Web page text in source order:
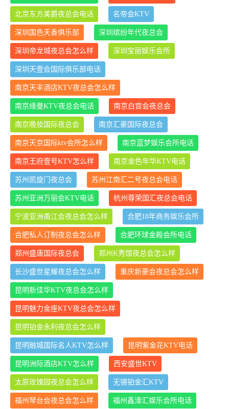
北京东方美爵夜总会电话 名帝会KTV
深圳国色天香俱乐部 深圳缤纷年代夜总会
深圳帝龙城夜总会怎么样 深圳宝丽娱乐会所
深圳天壹会国际俱乐部电话
南京天丰酒店KTV夜总会怎么样
南京缘曼KTV夜总会电话 南京白宫会夜总会
南京晚妆国际夜总会 南京汇豪国际夜总会
南京天京国际ktv会所怎么样 南京蓝梦娱乐会所电话
南京王府壹号KTV怎么样 南京金色年华KTV电话
苏州凯旋门夜总会 苏州江南汇二号夜总会电话
苏州亚洲万丽会KTV电话 杭州尊荣国汇夜总会电话
宁波亚洲甬江会夜总会怎么样 合肥18年商务娱乐会所
合肥私人订制夜总会怎么样 合肥环球金殿会所电话
郑州盛唐国际夜总会 郑州K秀馆夜总会怎么样
长沙盛世星耀夜总会怎么样 重庆新豪会夜总会怎么样
昆明新佳华KTV夜总会怎么样
昆明魅力金座KTV夜总会怎么样
昆明铂金永利夜总会怎么样
昆明融城国际名人KTV怎么样 昆明紫金花KTV电话
昆明洲际酒店KTV怎么样 西安盛世KTV
太原玫瑰园夜总会怎么样 无锡铂金汇KTV
福州琴台会夜总会怎么样 福州鑫濠汇娱乐会所电话